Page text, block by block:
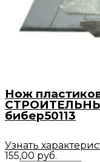
Нож
бибер50113
Узнать
155,00 руб.